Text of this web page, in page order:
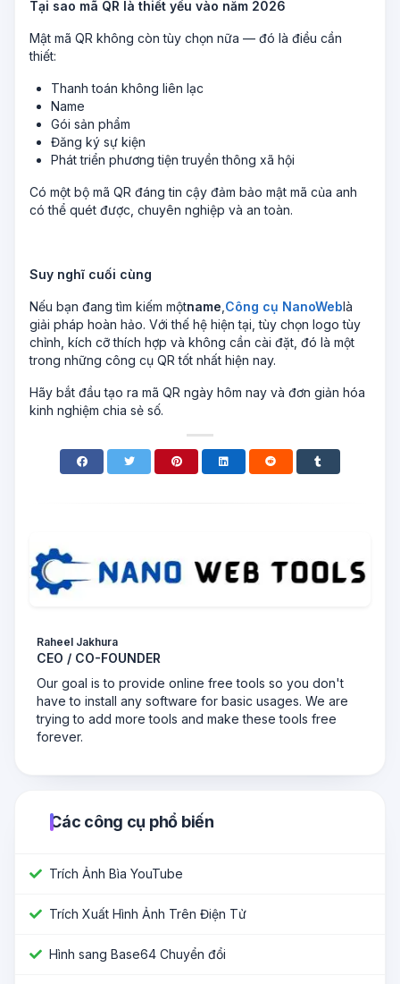
Tại sao mã QR là thiết yếu vào năm 2026
Mật mã QR không còn tùy chọn nữa — đó là điều cần
thiết:
Thanh toán không liên lạc
Name
Gói sản phẩm
Đăng ký sự kiện
Phát triển phương tiện truyền thông xã hội
Có một bộ mã QR đáng tin cậy đảm bảo mật mã của anh
có thể quét được, chuyên nghiệp và an toàn.
Suy nghĩ cuối cùng
Nếu bạn đang tìm kiếm mộtname Công cụ NanoWeblà
giải pháp hoàn hảo. Với thế hệ hiện tại, tùy chọn logo tùy
chỉnh, kích cỡ thích hợp và không cần cài đặt, đó là một
trong những công cụ QR tốt nhất hiện nay.
Hãy bắt đầu tạo ra mã QR ngày hôm nay và đơn giản hóa
kinh nghiệm chia sẻ số.
Raheel Jakhura
CEO / CO-FOUNDER
Our goal is to provide online free tools so you don't
have to install any software for basic usages. We are
trying to add more tools and make these tools free
forever.
Các công cụ phổ biến
Trích Ảnh Bìa YouTube
Trích Xuất Hình Ảnh Trên Điện Tử
Hình sang Base64 Chuyển đổi